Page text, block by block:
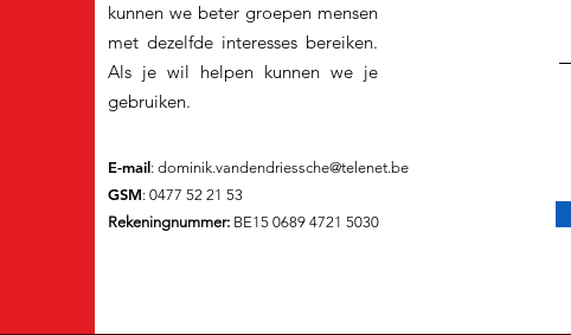
kunnen we beter groepen mensen
met dezelfde interesses bereiken.
Als je wil helpen kunnen we je
gebruiken.
E-mail: dominik.vandendriessche@telenet.be
GSM: 0477 52 21 53
Rekeningnummer: BE15 0689 4721 5030